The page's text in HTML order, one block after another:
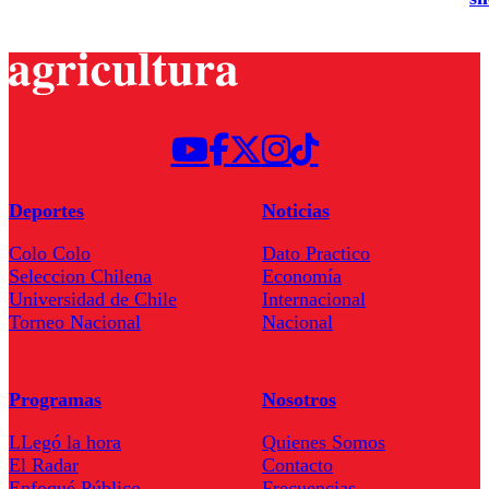
Deportes
Colo Colo
Seleccion Chilena
Universidad de Chile
Torneo Nacional
Noticias
Dato Practico
Economía
Internacional
Nacional
Programas
LLegó la hora
El Radar
Nosotros
Quienes Somos
Contacto